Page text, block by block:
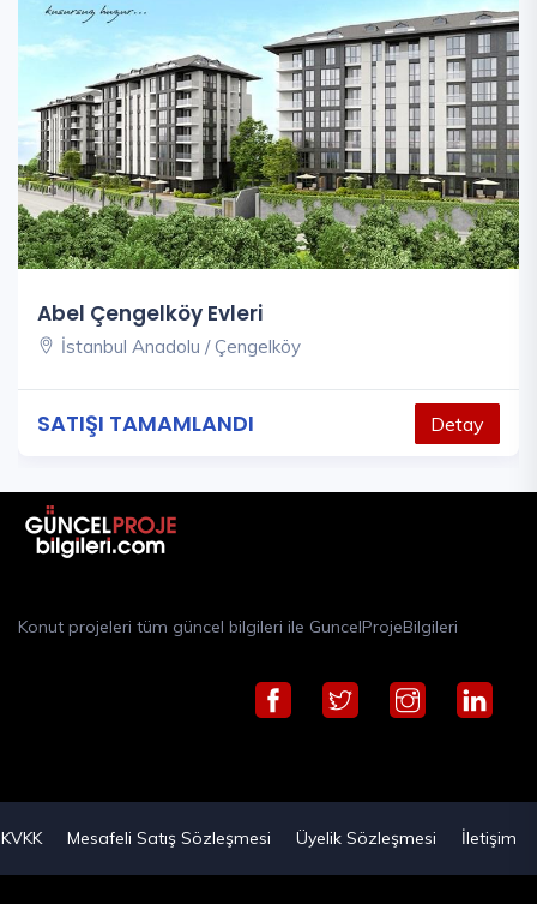
Abel Çengelköy Evleri
İstanbul Anadolu / Çengelköy
SATIŞI TAMAMLANDI Detay
Konut projeleri tüm güncel bilgileri ile GuncelProjeBilgileri
KVKK Mesafeli Satış Sözleşmesi Üyelik Sözleşmesi İletişim